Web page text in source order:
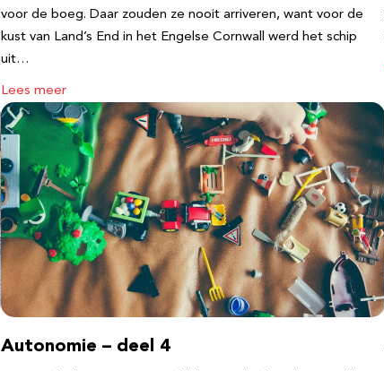
voor de boeg. Daar zouden ze nooit arriveren, want voor de
kust van Land’s End in het Engelse Cornwall werd het schip
uit…
Lees meer
Autonomie – deel 4